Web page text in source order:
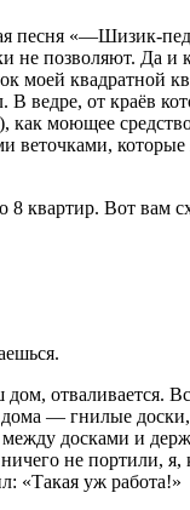
песня «—Шизик-
позволяют. Да и
моей квадратной
ведре, от краёв
как моющее
веточками,
квартир. Вот вам
отваливается.
— гнилые
досками и
не портили,
«Такая уж работа!»